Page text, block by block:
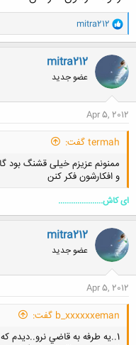
و
ا
ک
ن
ه
ا
mitra212
mitra212
عضو جدید
Apr 5, 2012
termah گفت:
ممنونم عزیزم خیلی قشنگ بود
و افکارشون فکر کنن
ای کاش.....................
mitra212
عضو جدید
Apr 5, 2012
b_xxxxxxeman گفت:
1..يه طرفه به قاضي نرو..ديدم كه ميگم